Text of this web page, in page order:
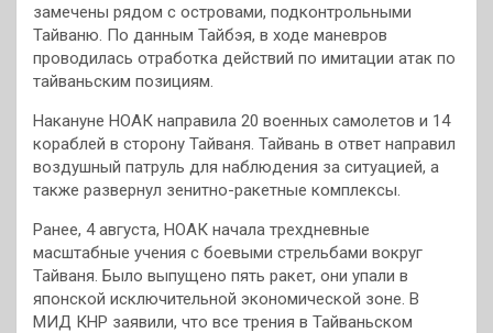
замечены рядом с островами, подконтрольными
Тайваню. По данным Тайбэя, в ходе маневров
проводилась отработка действий по имитации атак по
тайваньским позициям.
Накануне НОАК направила 20 военных самолетов и 14
кораблей в сторону Тайваня. Тайвань в ответ направил
воздушный патруль для наблюдения за ситуацией, а
также развернул зенитно-ракетные комплексы.
Ранее, 4 августа, НОАК начала трехдневные
масштабные учения с боевыми стрельбами вокруг
Тайваня. Было выпущено пять ракет, они упали в
японской исключительной экономической зоне. В
МИД КНР заявили, что все трения в Тайваньском